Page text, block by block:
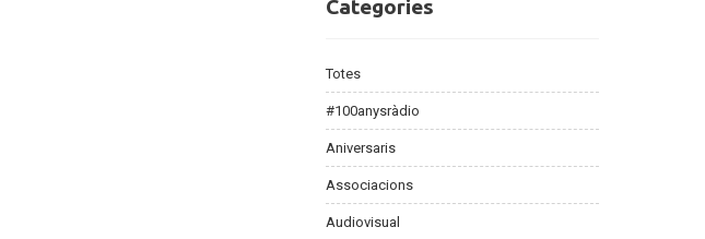
Categories
Totes
#100anysràdio
Aniversaris
Associacions
Audiovisual